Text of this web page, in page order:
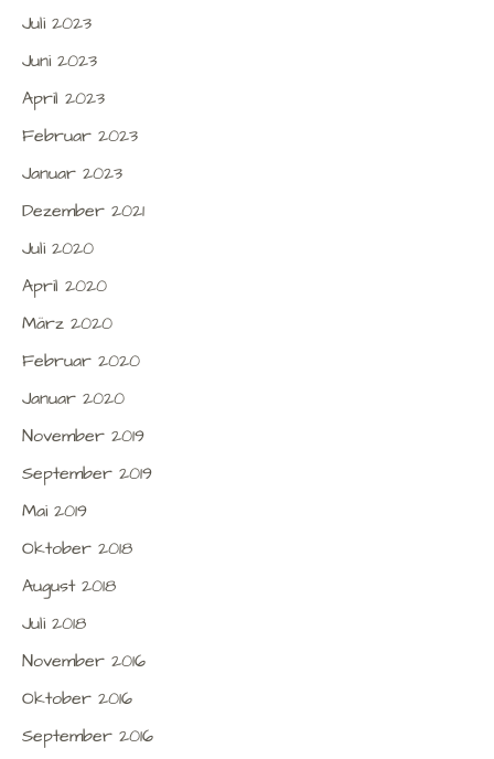
Juli 2023
Juni 2023
April 2023
Februar 2023
Januar 2023
Dezember 2021
Juli 2020
April 2020
März 2020
Februar 2020
Januar 2020
November 2019
September 2019
Mai 2019
Oktober 2018
August 2018
Juli 2018
November 2016
Oktober 2016
September 2016